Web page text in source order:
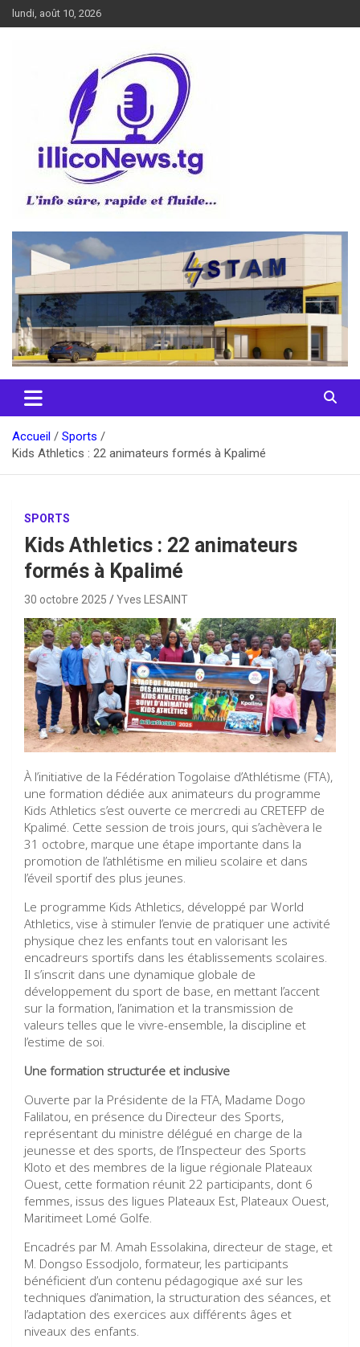
Aller
au
lundi, août 10, 2026
illiconews
Accueil
Sports
Kids Athletics : 22 animateurs formés à Kpalimé
SPORTS
Kids Athletics : 22 animateurs
formés à Kpalimé
30 octobre 2025 Yves LESAINT
À l’initiative de la Fédération Togolaise d’Athlétisme (FTA),
une formation dédiée aux animateurs du programme
Kids Athletics s’est ouverte ce mercredi au CRETEFP de
Kpalimé. Cette session de trois jours, qui s’achèvera le
31 octobre, marque une étape importante dans la
promotion de l’athlétisme en milieu scolaire et dans
l’éveil sportif des plus jeunes.
Le programme Kids Athletics, développé par World
Athletics, vise à stimuler l’envie de pratiquer une activité
physique chez les enfants tout en valorisant les
encadreurs sportifs dans les établissements scolaires.
Il s’inscrit dans une dynamique globale de
développement du sport de base, en mettant l’accent
sur la formation, l’animation et la transmission de
valeurs telles que le vivre-ensemble, la discipline et
l’estime de soi.
Une formation structurée et inclusive
Ouverte par la Présidente de la FTA, Madame Dogo
Falilatou, en présence du Directeur des Sports,
représentant du ministre délégué en charge de la
jeunesse et des sports, de l’Inspecteur des Sports
Kloto et des membres de la ligue régionale Plateaux
Ouest, cette formation réunit 22 participants, dont 6
femmes, issus des ligues Plateaux Est, Plateaux Ouest,
Maritimeet Lomé Golfe.
Encadrés par M. Amah Essolakina, directeur de stage, et
M. Dongso Essodjolo, formateur, les participants
bénéficient d’un contenu pédagogique axé sur les
techniques d’animation, la structuration des séances, et
l’adaptation des exercices aux différents âges et
niveaux des enfants.